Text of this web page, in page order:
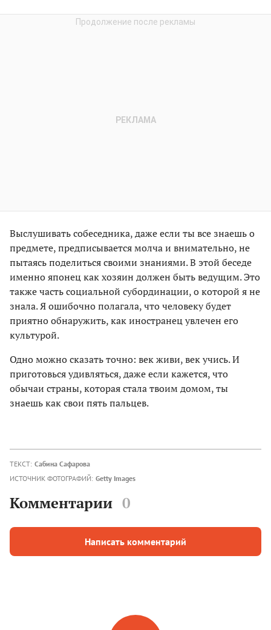
Выслушивать собеседника, даже если ты все знаешь о
предмете, предписывается молча и внимательно, не
пытаясь поделиться своими знаниями. В этой беседе
именно японец как хозяин должен быть ведущим. Это
также часть социальной субординации, о которой я не
знала. Я ошибочно полагала, что человеку будет
приятно обнаружить, как иностранец увлечен его
культурой.
Одно можно сказать точно: век живи, век учись. И
приготовься удивляться, даже если кажется, что
обычаи страны, которая стала твоим домом, ты
знаешь как свои пять пальцев.
ТЕКСТ: Сабина Сафарова
ИСТОЧНИК ФОТОГРАФИЙ: Getty Images
Комментарии 0
Написать комментарий